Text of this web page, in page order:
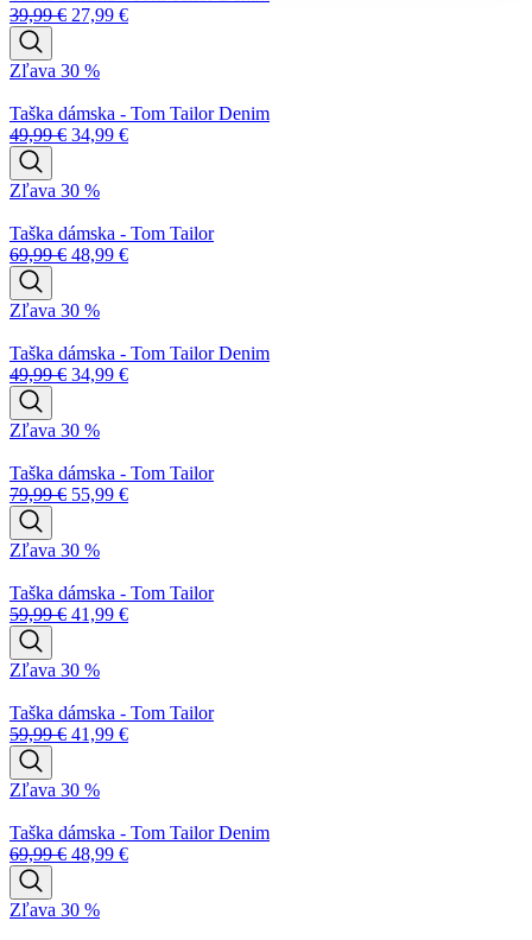
39,99€ 27,99 €
Zľava 30 %
Taška dámska - Tom Tailor Denim
49,99€ 34,99 €
Zľava 30 %
Taška dámska - Tom Tailor
69,99€ 48,99 €
Zľava 30 %
Taška dámska - Tom Tailor Denim
49,99€ 34,99 €
Zľava 30 %
Taška dámska - Tom Tailor
79,99€ 55,99 €
Zľava 30 %
Taška dámska - Tom Tailor
59,99€ 41,99 €
Zľava 30 %
Taška dámska - Tom Tailor
59,99€ 41,99 €
Zľava 30 %
Taška dámska - Tom Tailor Denim
69,99€ 48,99 €
Zľava 30 %